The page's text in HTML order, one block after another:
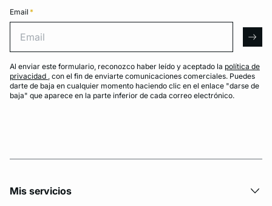
Email *
Al enviar este formulario, reconozco haber leído y aceptado la política de
privacidad , con el fin de enviarte comunicaciones comerciales. Puedes
darte de baja en cualquier momento haciendo clic en el enlace "darse de
baja" que aparece en la parte inferior de cada correo electrónico.
Mis servicios